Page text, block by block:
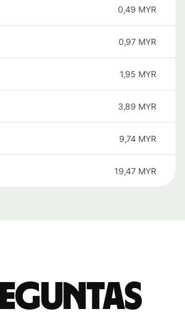
0,49 MYR
0,97 MYR
1,95 MYR
3,89 MYR
9,74 MYR
19,47 MYR